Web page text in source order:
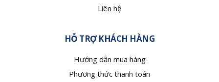
Liên hệ
HỖ TRỢ KHÁCH HÀNG
Hướng dẫn mua hàng
Phương thức thanh toán